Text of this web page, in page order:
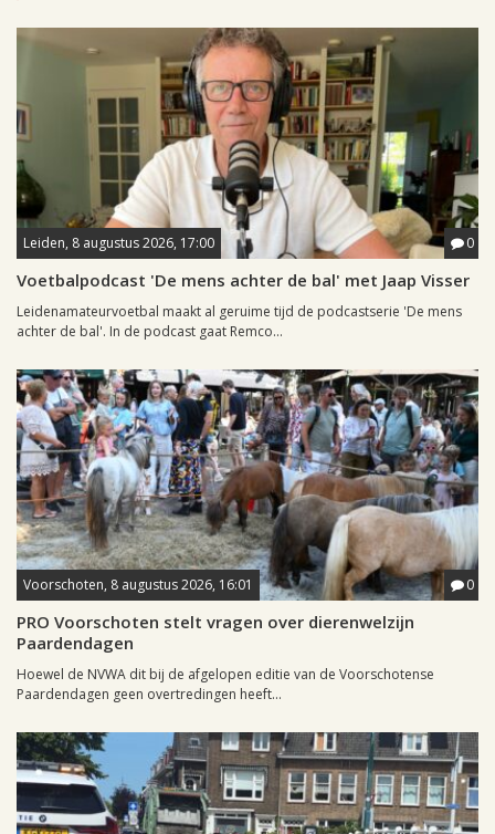
Leiden, 8 augustus 2026, 17:00 0
Voetbalpodcast 'De mens achter de bal' met Jaap Visser
Leidenamateurvoetbal maakt al geruime tijd de podcastserie 'De mens
achter de bal'. In de podcast gaat Remco...
Voorschoten, 8 augustus 2026, 16:01 0
PRO Voorschoten stelt vragen over dierenwelzijn
Paardendagen
Hoewel de NVWA dit bij de afgelopen editie van de Voorschotense
Paardendagen geen overtredingen heeft...